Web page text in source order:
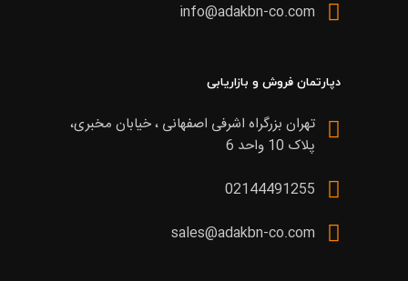
info@adakbn-co.com
دپارتمان فروش و بازاریابی
تهران بزرگراه اشرفی اصفهانی ، خیابان مخبری،
پلاک 10 واحد 6
02144491255
sales@adakbn-co.com